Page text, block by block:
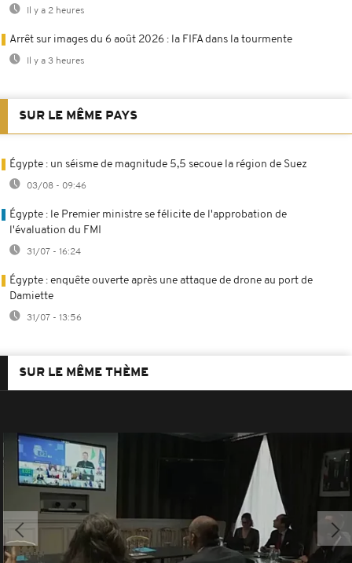
Il y a 2 heures
Arrêt sur images du 6 août 2026 : la FIFA dans la tourmente
Il y a 3 heures
SUR LE MÊME PAYS
Égypte : un séisme de magnitude 5,5 secoue la région de Suez
03/08 - 09:46
Égypte : le Premier ministre se félicite de l'approbation de
l'évaluation du FMI
31/07 - 16:24
Égypte : enquête ouverte après une attaque de drone au port de
Damiette
31/07 - 13:56
SUR LE MÊME THÈME